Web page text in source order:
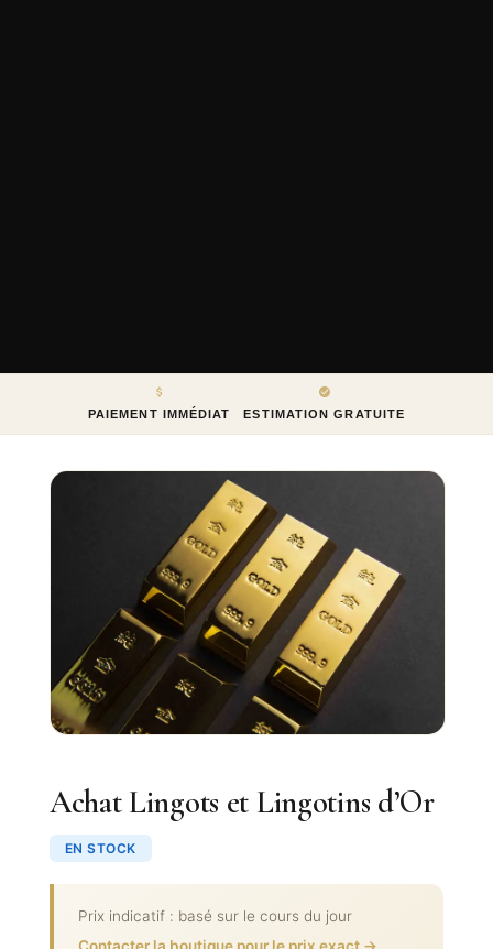
PAIEMENT IMMÉDIAT ESTIMATION GRATUITE
Achat Lingots et Lingotins d’Or
EN STOCK
Prix indicatif : basé sur le cours du jour